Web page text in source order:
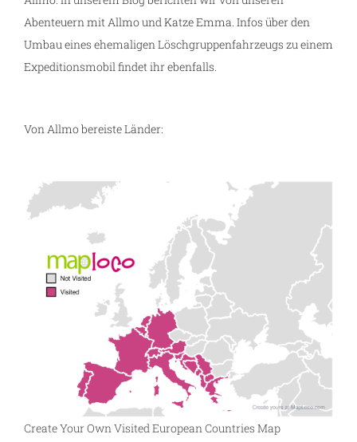
Abenteuern mit Allmo und Katze Emma. Infos über den
Umbau eines ehemaligen Löschgruppenfahrzeugs zu einem
Expeditionsmobil findet ihr ebenfalls.
Von Allmo bereiste Länder:
Create Your Own Visited European Countries Map